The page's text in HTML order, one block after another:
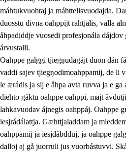
3.3 Aktisasjbarggo sijda ja
3.4 Åhpadus
3.5 Profesjåvnåaktisasjvuohta
máhtukvuohtaj ja máhttelisvuodajda.
duosstu divna oahppijt rahtjalis, valla
åhpadiddje vuosedi profesjonála dájdov
árvustalli.
Oahppe galggi tjiegŋudagájt duon dán
vaddi sajev tjiegŋodimoahppamij, de li
le ærádis ja sij e åhpa avta ruvva ja e ga
diehto gåktu oahppe oahppi, majt
lahkavuodav ájnegis oahppáj. Oahppe
iesjrádálattja. Gæhttjaladdam ja
oahppamij ja iesjdåbdduj, ja oahppe
dalloj aj gå juorruli jus vuorbástuvvi.